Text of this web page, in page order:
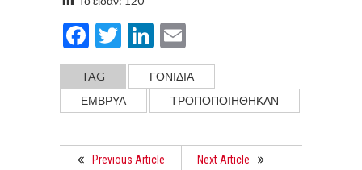
Facebook
TwitterLinkedIn
TAG
ΓΟΝΙΔΙΑ
ΕΜΒΡΥΑ
ΤΡΟΠΟΠΟΙΗΘΗΚΑΝ
Previous Article Next Article